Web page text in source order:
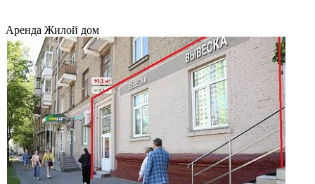
Аренда Жилой дом